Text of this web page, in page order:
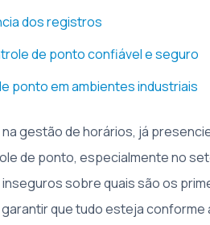
dos registros
de ponto confiável e seguro
ponto em ambientes industriais
gestão de horários, já
de ponto, especialmente no
sobre quais são os
que tudo esteja conforme